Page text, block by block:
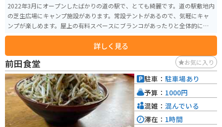
2022年3月にオープンしたばかりの道の駅で、とても綺麗です。道の駅敷地内
の芝生広場にキャンプ施設があります。常設テントがあるので、気軽にキャ
ンプが楽しめます。屋上の有料スペースにブランコがあったりと全体的にお
しゃれな雰囲気があります。
詳しく見る
前田食堂 お気に入り
駐車： 駐車場あり
予算： 1000円
混雑： 混んでいる
滞在： 1時間